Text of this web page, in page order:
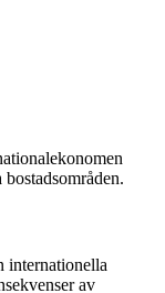
internationella
av